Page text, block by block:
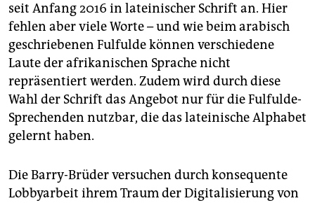
seit Anfang 2016 in latei­nischer Schrift an. Hier
fehlen aber viele Worte – und wie beim arabisch
geschriebenen Fulfulde können verschiedene
Laute der ­afrikanischen Sprache nicht
repräsentiert werden. Zudem wird durch diese
Wahl der Schrift das Angebot nur für die Fulfulde-
Sprechenden nutzbar, die das lateinische Alphabet
gelernt haben.
Die Barry-Brüder versuchen durch konsequente
Lobbyarbeit ihrem Traum der Digitalisierung von